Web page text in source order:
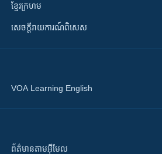
ខ្មែរក្រហម
សេចក្តីរាយការណ៍ពិសេស
VOA Learning English
ព័ត៌មាន​តាម​អ៊ីមែល